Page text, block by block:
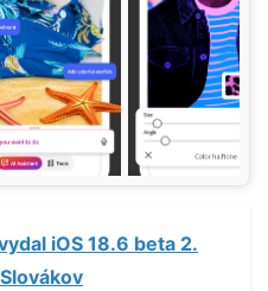
iOS 18.6 beta 2.